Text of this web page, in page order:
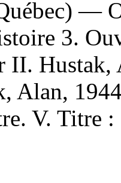
—
3.
II.
Alan,
V. Titre